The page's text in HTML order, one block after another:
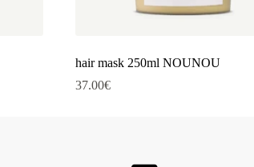
hair mask 250ml NOUNOU
37.00€